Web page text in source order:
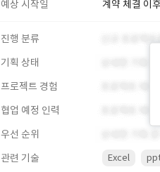
예상 시작일 계약 체결 이
진행 분류
기획 상태
프로젝트 경험
협업 예정 인력
우선 순위
관련 기술
Excel